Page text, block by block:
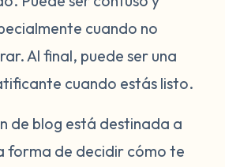
cuando no
Al final, puede ser una
cuando estás listo.
de blog está destinada a
forma de decidir cómo te